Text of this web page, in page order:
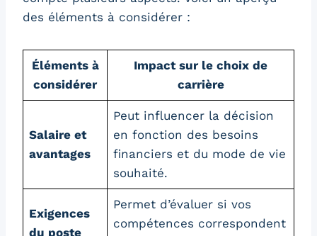
des éléments à considérer :
Éléments à
considérer
Impact sur le choix de
carrière
Salaire et
avantages
Peut influencer la décision
en fonction des besoins
financiers et du mode de vie
souhaité.
Exigences
du poste
Permet d’évaluer si vos
compétences correspondent